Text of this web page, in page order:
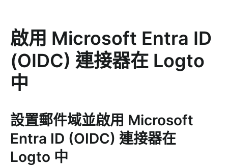
啟用 Microsoft Entra ID
(OIDC) 連接器在 Logto
中
設置郵件域並啟用 Microsoft
Entra ID (OIDC) 連接器在
Logto 中